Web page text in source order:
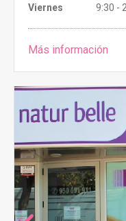
Viernes
9:30 -
Más información